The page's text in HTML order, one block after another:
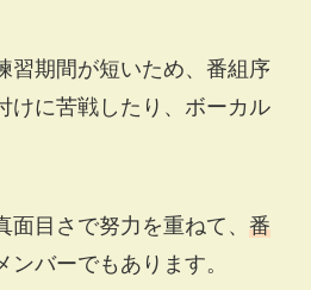
習期間が短いため、番組序
けに苦戦したり、ボーカル
目さで努力を重ねて、 番
ンバーでもあります。